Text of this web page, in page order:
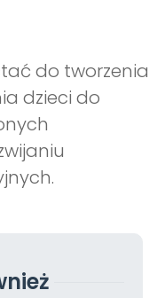
do tworzenia
dzieci do